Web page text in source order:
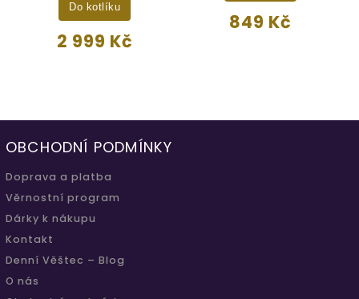
2 999 Kč
Do kotlíku
849 Kč
OBCHODNÍ PODMÍNKY
Doprava a platba
Věrnostní program
Dárky k nákupu
Kontakt
Denní Věštec – Blog
O nás